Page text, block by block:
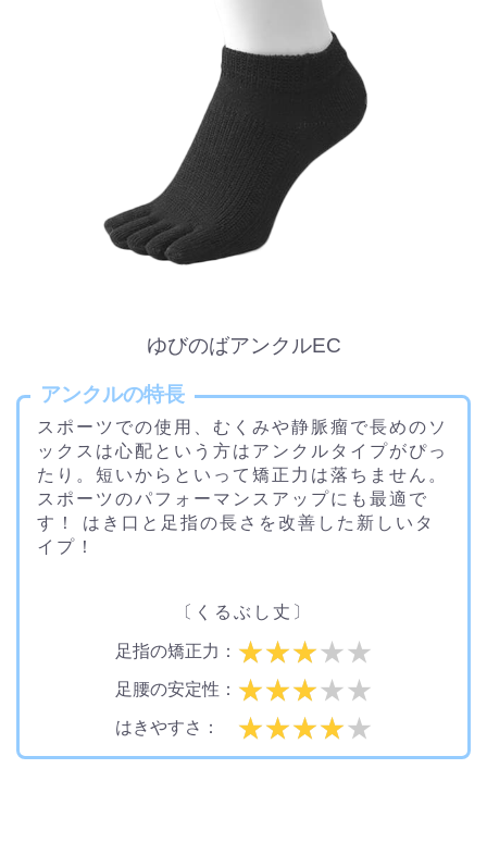
ゆびのばアンクルEC
アンクルの特長
スポーツでの使用、むくみや静脈瘤で長めのソ
ックスは心配という方はアンクルタイプがぴっ
たり。短いからといって矯正力は落ちません。
スポーツのパフォーマンスアップにも最適で
す！ はき口と足指の長さを改善した新しいタ
イプ！
〔くるぶし丈〕
足指の矯正力：
足腰の安定性：
はきやすさ：